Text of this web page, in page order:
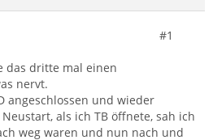
#1
das dritte mal einen
nervt.
angeschlossen und wieder
als ich TB öffnete, sah ich
weg waren und nun nach und